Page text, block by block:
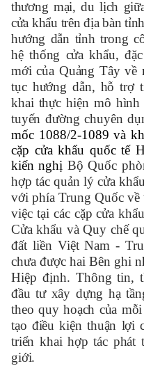
thương mại, du lịch
cửa khẩu trên địa bàn
hướng dẫn tỉnh trong
hệ thống cửa khẩu,
mới của Quảng Tây về
tục hướng dẫn, hỗ trợ
khai thực hiện mô hình
tuyến đường chuyên
mốc 1088/2-1089 và
cặp cửa khẩu quốc tế
kiến nghị Bộ Quốc
hợp tác quản lý cửa
với phía Trung Quốc
việc tại các cặp cửa
Cửa khẩu và Quy chế
đất liền Việt Nam -
chưa được hai Bên ghi
Hiệp định. Thông tin,
đầu tư xây dựng hạ
theo quy hoạch của
tạo điều kiện thuận lợi
triển khai hợp tác phát
giới.